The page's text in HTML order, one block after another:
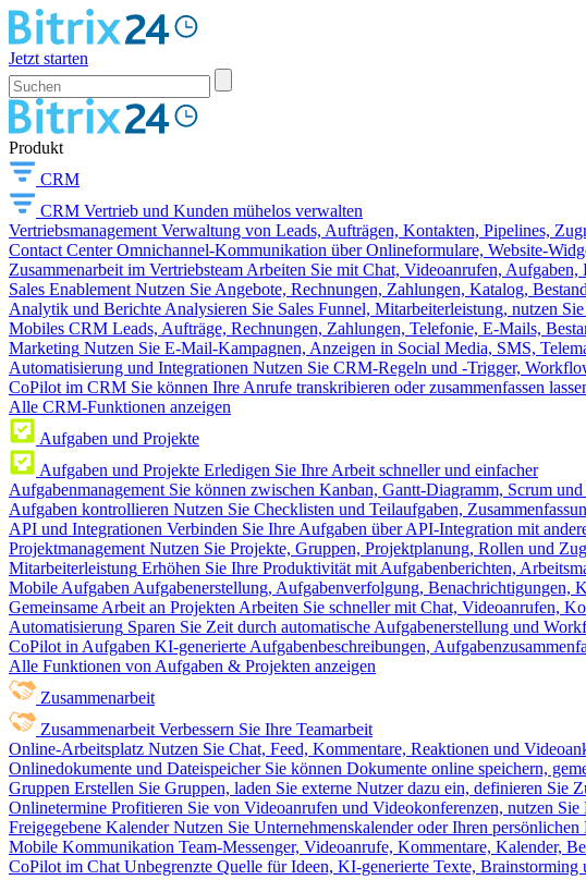
Jetzt starten
Produkt
CRM
CRM Vertrieb und Kunden mühelos verwalten
Vertriebsmanagement Verwaltung von Leads, Aufträgen, Kontakten, Pipelines,
Contact Center Omnichannel-Kommunikation über Onlineformulare, Website-
Zusammenarbeit im Vertriebsteam Arbeiten Sie mit Chat, Videoanrufen, Aufgaben,
Sales Enablement Nutzen Sie Angebote, Rechnungen, Zahlungen, Katalog,
Analytik und Berichte Analysieren Sie Sales Funnel, Mitarbeiterleistung, nutzen
Mobiles CRM Leads, Aufträge, Rechnungen, Zahlungen, Telefonie, E-Mails,
Marketing Nutzen Sie E-Mail-Kampagnen, Anzeigen in Social Media, SMS,
Automatisierung und Integrationen Nutzen Sie CRM-Regeln und -Trigger,
CoPilot im CRM Sie können Ihre Anrufe transkribieren oder zusammenfassen
Alle CRM-Funktionen anzeigen
Aufgaben und Projekte
Aufgaben und Projekte Erledigen Sie Ihre Arbeit schneller und einfacher
Aufgabenmanagement Sie können zwischen Kanban, Gantt-Diagramm, Scrum
Aufgaben kontrollieren Nutzen Sie Checklisten und Teilaufgaben,
API und Integrationen Verbinden Sie Ihre Aufgaben über API-Integration mit
Projektmanagement Nutzen Sie Projekte, Gruppen, Projektplanung, Rollen und
Mitarbeiterleistung Erhöhen Sie Ihre Produktivität mit Aufgabenberichten,
Mobile Aufgaben Aufgabenerstellung, Aufgabenverfolgung, Benachrichtigungen,
Gemeinsame Arbeit an Projekten Arbeiten Sie schneller mit Chat, Videoanrufen,
Automatisierung Sparen Sie Zeit durch automatische Aufgabenerstellung und
CoPilot in Aufgaben KI-generierte Aufgabenbeschreibungen,
Alle Funktionen von Aufgaben & Projekten anzeigen
Zusammenarbeit
Zusammenarbeit Verbessern Sie Ihre Teamarbeit
Online-Arbeitsplatz Nutzen Sie Chat, Feed, Kommentare, Reaktionen und
Onlinedokumente und Dateispeicher Sie können Dokumente online speichern,
Gruppen Erstellen Sie Gruppen, laden Sie externe Nutzer dazu ein, definieren Sie
Onlinetermine Profitieren Sie von Videoanrufen und Videokonferenzen, nutzen
Freigegebene Kalender Nutzen Sie Unternehmenskalender oder Ihren
Mobile Kommunikation Team-Messenger, Videoanrufe, Kommentare, Kalender,
CoPilot im Chat Unbegrenzte Quelle für Ideen, KI-generierte Texte, Brainstorming